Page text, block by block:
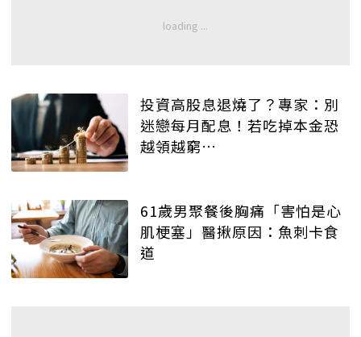
投資高股息退燒了？專家：別
迷戀每月配息！若吃掉本金恐
越領越窮…
61歲男聚餐後胸痛「害怕是心
肌梗塞」醫揪原因：魚刺卡食
道